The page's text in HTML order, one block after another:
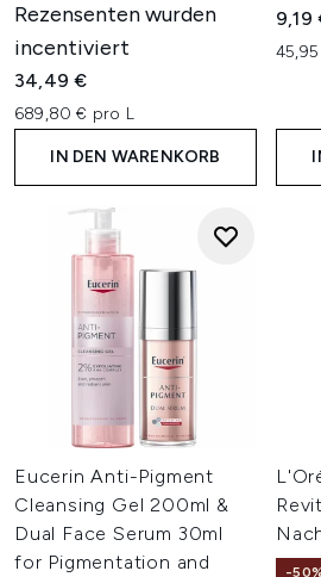
Rezensenten wurden
incentiviert
34,49 €
689,80 € pro L
IN DEN WARENKORB
9,19
Eucerin Anti-Pigment
Cleansing Gel 200ml &
Dual Face Serum 30ml
for Pigmentation and
-